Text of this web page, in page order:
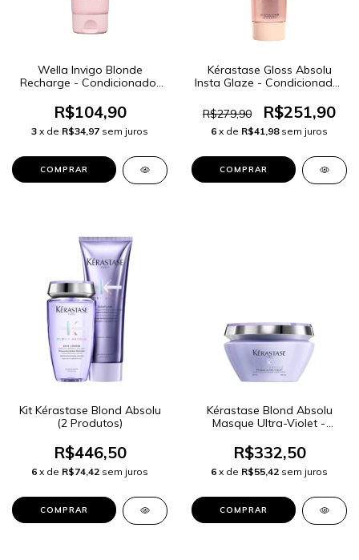
Wella Invigo Blonde
Recharge - Condicionador
R$104,90
3 x de R$34,97 sem juros
Kérastase Gloss Absolu
Insta Glaze - Condicionador
R$279,90
R$251,90
6 x de R$41,98 sem juros
Kit Kérastase Blond Absolu
(2 Produtos)
R$446,50
6 x de R$74,42 sem juros
Kérastase Blond Absolu
Masque Ultra-Violet -
200ml
R$332,50
6 x de R$55,42 sem juros